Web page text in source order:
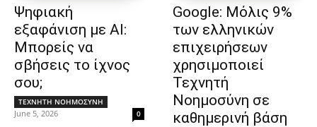
Ψηφιακή
εξαφάνιση με AI:
Μπορείς να
σβήσεις το ίχνος
σου;
ΤΕΧΝΗΤΗ ΝΟΗΜΟΣΥΝΗ
June 5, 2026 0
Google: Μόλις 9%
των ελληνικών
επιχειρήσεων
χρησιμοποιεί
Τεχνητή
Νοημοσύνη σε
καθημερινή βάση